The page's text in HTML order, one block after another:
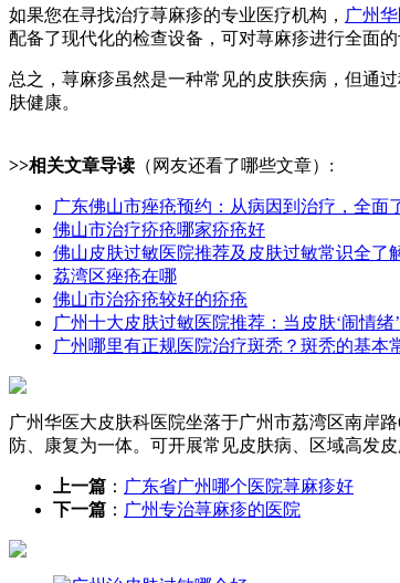
如果您在寻找治疗荨麻疹的专业医疗机构， 广州
配备了现代化的检查设备，可对荨麻疹进行全面
总之，荨麻疹虽然是一种常见的皮肤疾病，但通
肤健康。
>>相关文章导读 （网友还看了哪些文章）:
广东佛山市痤疮预约：从病因到治疗，全面
佛山市治疗疥疮哪家疥疮好
佛山皮肤过敏医院推荐及皮肤过敏常识全了
荔湾区痤疮在哪
佛山市治疥疮较好的疥疮
广州十大皮肤过敏医院推荐：当皮肤‘闹情
广州哪里有正规医院治疗斑秃？斑秃的基本
广州华医大皮肤科医院坐落于广州市荔湾区南岸
防、康复为一体。可开展常见皮肤病、区域高发
上一篇 ： 广东省广州哪个医院荨麻疹好
下一篇 ： 广州专治荨麻疹的医院